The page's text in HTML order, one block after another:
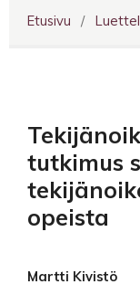
Etusivu /
tutkimus
opeista
Martti Kivistö